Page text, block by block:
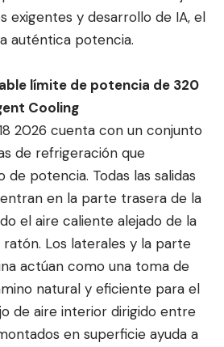
exigentes y desarrollo de IA, el
auténtica potencia.
límite de potencia de 320
Cooling
2026 cuenta con un conjunto
de refrigeración que
potencia. Todas las salidas
en la parte trasera de la
el aire caliente alejado de la
Los laterales y la parte
actúan como una toma de
natural y eficiente para el
de aire interior dirigido entre
en superficie ayuda a